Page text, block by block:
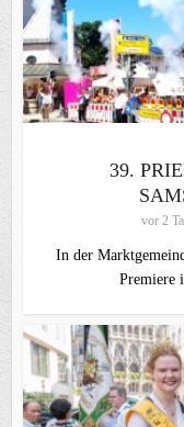
39.
vor 2
In der
Premiere